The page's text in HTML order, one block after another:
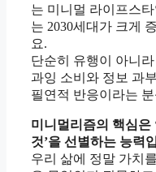
는 미니멀 라이프스
는 2030세대가 크게
요.
단순히 유행이 아니
과잉 소비와 정보 과
필연적 반응이라는
미니멀리즘의 핵심은
것’을 선별하는 능력
우리 삶에 정말 가치